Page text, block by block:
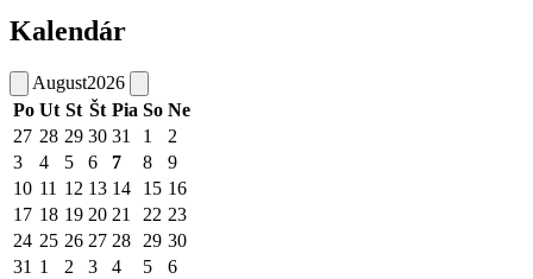
Kalendár
August2026
Po Ut St Št Pia So Ne
27 28 29 30 31 1
2
3
4 5 6 7 8
9
10 11 12 13 14 15 16
17 18 19 20 21 22 23
24 25 26 27 28 29 30
31 1 2 3 4 5 6